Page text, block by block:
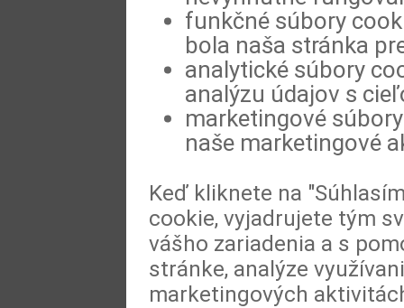
funkčné súbory
bola naša stránka
analytické súbory
analýzu údajov s
marketingové
naše marketingové
Keď kliknete na
cookie, vyjadrujete tým
vášho zariadenia a s
stránke, analýze
marketingových